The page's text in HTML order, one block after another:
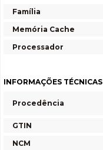
Família
Memória Cache
Processador
INFORMAÇÕES TÉCNICAS
Procedência
GTIN
NCM